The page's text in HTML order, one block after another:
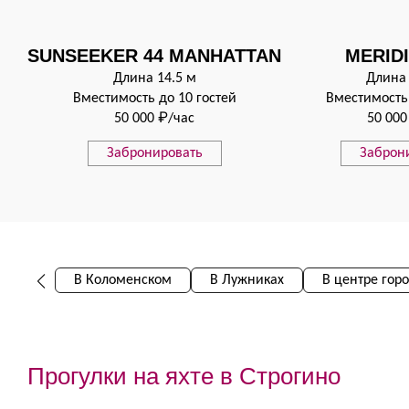
SUNSEEKER 44 MANHATTAN
Длина 14.5 м
Вместимость до 10 гостей
50 000 ₽/час
Забронировать
Длина
50
В Коломенском В Лужниках В центре
Прогулки на яхте в Строгино